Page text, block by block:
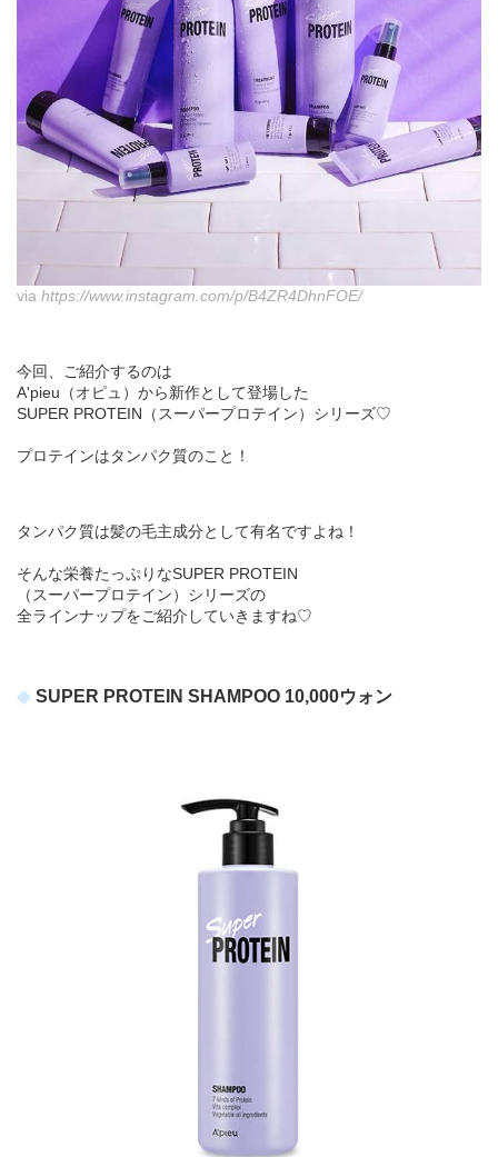
via https://www.instagram.com/p/B4ZR4DhnFOE/
今回、ご紹介するのは
A'pieu（オピュ）から新作として登場した
SUPER PROTEIN（スーパープロテイン）シリーズ♡
プロテインはタンパク質のこと！
タンパク質は髪の毛主成分として有名ですよね！
そんな栄養たっぷりなSUPER PROTEIN
（スーパープロテイン）シリーズの
全ラインナップをご紹介していきますね♡
SUPER PROTEIN SHAMPOO 10,000ウォン